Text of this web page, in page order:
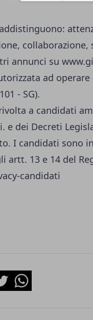
annunci su
ad
- SG).
a candidati
e dei Decreti
I candidati sono
artt. 13 e 14 del
candidati
Whatsapp